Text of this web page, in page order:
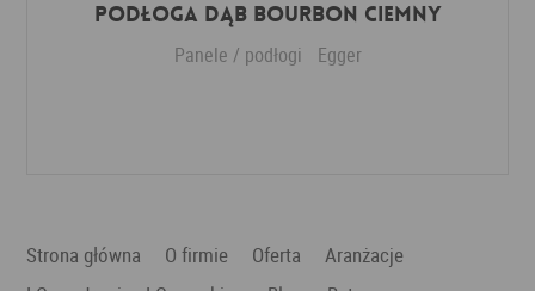
Podłoga Dąb Bourbon ciemny
Panele / podłogi Egger
Strona główna O firmie Oferta
Aranżacje